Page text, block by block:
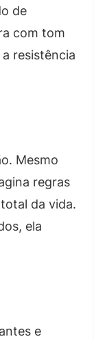
de
com tom
resistência
Mesmo
regras
da vida.
ela
e